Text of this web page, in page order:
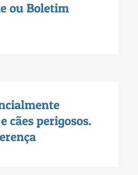
ou Boletim
cães perigosos.